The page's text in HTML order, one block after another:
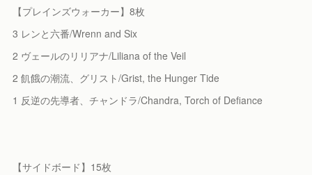
【プレインズウォーカー】8枚
3 レンと六番/Wrenn and Six
2 ヴェールのリリアナ/Liliana of the Veil
2 飢餓の潮流、グリスト/Grist, the Hunger Tide
1 反逆の先導者、チャンドラ/Chandra, Torch of Defiance
【サイドボード】15枚